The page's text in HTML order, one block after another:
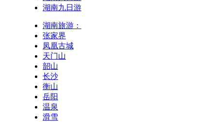
湖南九日游
湖南旅游：
张家界
凤凰古城
天门山
韶山
长沙
衡山
岳阳
温泉
滑雪